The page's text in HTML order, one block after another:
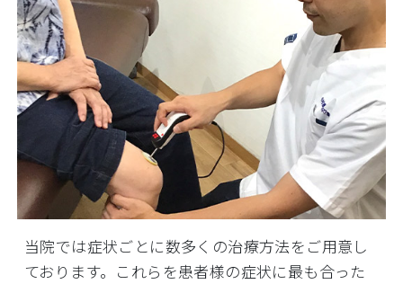
当院では症状ごとに数多くの治療方法をご用意し
ております。これらを患者様の症状に最も合った